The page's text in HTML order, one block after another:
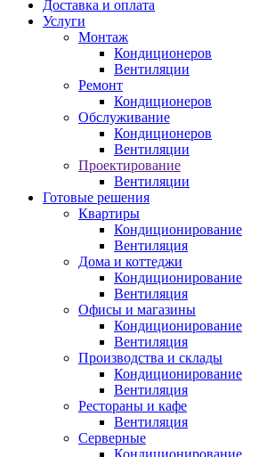
Доставка и оплата
Услуги
Монтаж
Кондиционеров
Вентиляции
Ремонт
Кондиционеров
Обслуживание
Кондиционеров
Вентиляции
Проектирование
Вентиляции
Готовые решения
Квартиры
Кондиционирование
Вентиляция
Дома и коттеджи
Кондиционирование
Вентиляция
Офисы и магазины
Кондиционирование
Вентиляция
Производства и склады
Кондиционирование
Вентиляция
Рестораны и кафе
Вентиляция
Серверные